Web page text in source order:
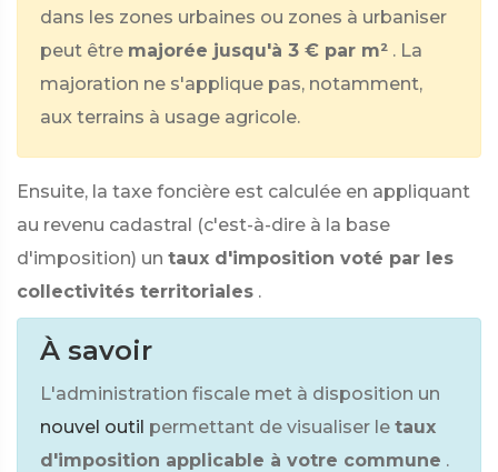
dans les zones urbaines ou zones à urbaniser
peut être majorée jusqu'à 3 € par m² . La
majoration ne s'applique pas, notamment,
aux terrains à usage agricole.
Ensuite, la taxe foncière est calculée en appliquant
au revenu cadastral (c'est-à-dire à la base
d'imposition) un taux d'imposition voté par les
collectivités territoriales .
À savoir
L'administration fiscale met à disposition un
nouvel outil permettant de visualiser le taux
d'imposition applicable à votre commune .